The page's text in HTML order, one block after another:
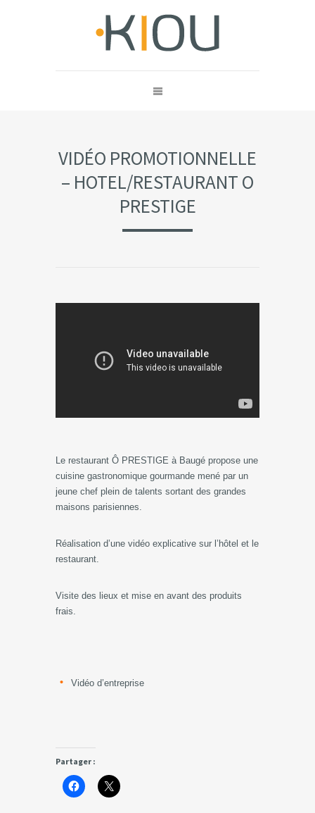
VIDÉO PROMOTIONNELLE
– HOTEL/RESTAURANT O
PRESTIGE
Le restaurant Ô PRESTIGE à Baugé propose une
cuisine gastronomique gourmande mené par un
jeune chef plein de talents sortant des grandes
maisons parisiennes.
Réalisation d’une vidéo explicative sur l’hôtel et le
restaurant.
Visite des lieux et mise en avant des produits
frais.
Vidéo d’entreprise
Partager :